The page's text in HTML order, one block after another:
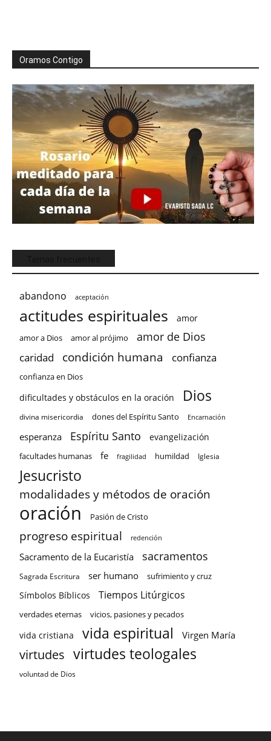
Oramos Contigo
abandono aceptación
actitudes espirituales amor
amor a Dios amor al prójimo amor de Dios
caridad condición humana confianza
confianza en Dios
dificultades y obstáculos en la oración Dios
divina misericordia dones del Espíritu Santo Encarnación
esperanza Espíritu Santo evangelización
facultades humanas fe fragilidad humildad Iglesia
Jesucristo
modalidades y métodos de oración
oración Pasión de Cristo
progreso espiritual redención
Sacramento de la Eucaristía sacramentos
Sagrada Escritura ser humano sufrimiento y cruz
Símbolos Bíblicos Tiempos Litúrgicos
verdades eternas vicios, pasiones y pecados
vida cristiana vida espiritual Virgen María
virtudes virtudes teologales
voluntad de Dios